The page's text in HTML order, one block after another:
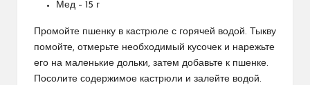
Мед – 15 г
Промойте пшенку в кастрюле с горячей водой. Тыкву
помойте, отмерьте необходимый кусочек и нарежьте
его на маленькие дольки, затем добавьте к пшенке.
Посолите содержимое кастрюли и залейте водой.